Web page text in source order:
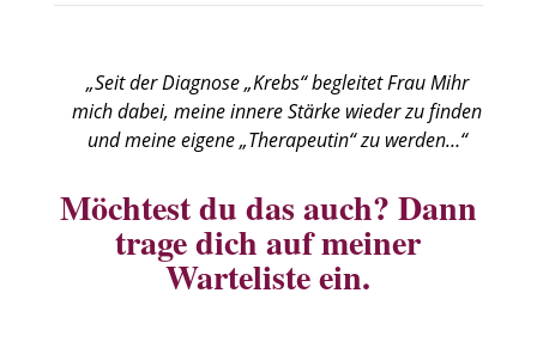
„Seit der Diagnose „Krebs“ begleitet Frau Mihr
mich dabei, meine innere Stärke wieder zu finden
und meine eigene „Therapeutin“ zu werden…“
Möchtest du das auch? Dann
trage dich auf meiner
Warteliste ein.